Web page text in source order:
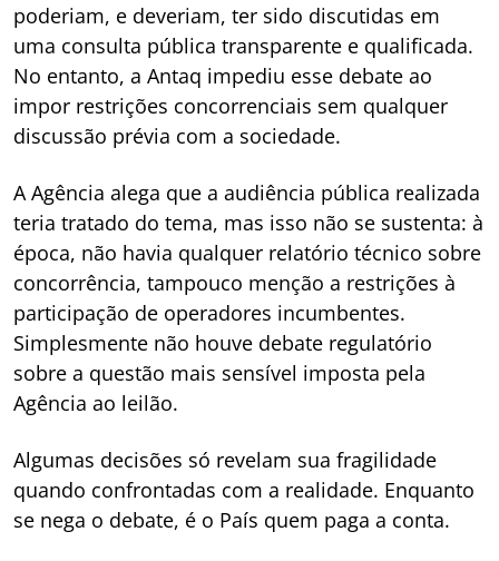
poderiam, e deveriam, ter sido discutidas em
uma consulta pública transparente e qualificada.
No entanto, a Antaq impediu esse debate ao
impor restrições concorrenciais sem qualquer
discussão prévia com a sociedade.
A Agência alega que a audiência pública realizada
teria tratado do tema, mas isso não se sustenta: à
época, não havia qualquer relatório técnico sobre
concorrência, tampouco menção a restrições à
participação de operadores incumbentes.
Simplesmente não houve debate regulatório
sobre a questão mais sensível imposta pela
Agência ao leilão.
Algumas decisões só revelam sua fragilidade
quando confrontadas com a realidade. Enquanto
se nega o debate, é o País quem paga a conta.